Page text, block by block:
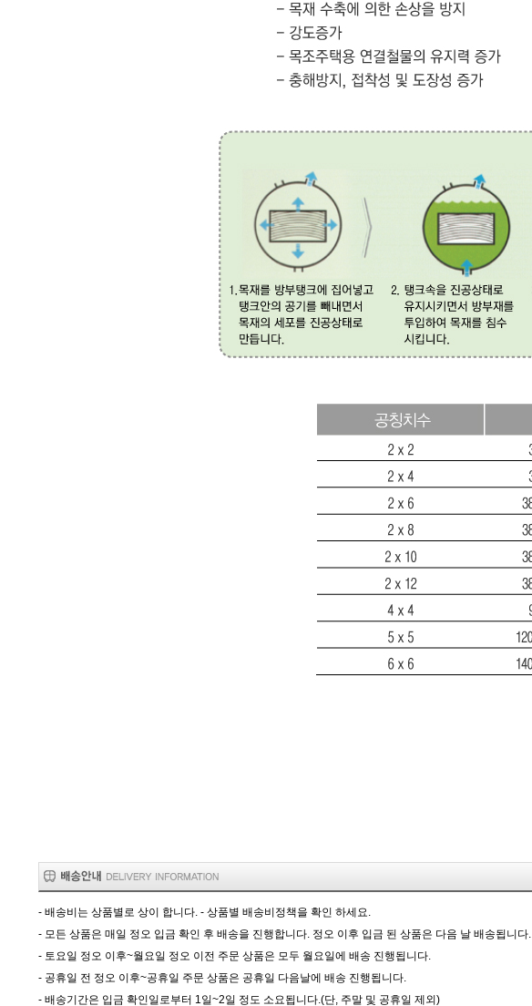
- 배송비는 상품별로 상이 합니다. - 상품별 배송비정책을 확인 하세요.
- 모든 상품은 매일 정오 입금 확인 후 배송을 진행합니다. 정오 이후 입금 된 상품은 다음 날 배송됩니다.
- 토요일 정오 이후~월요일 정오 이전 주문 상품은 모두 월요일에 배송 진행됩니다.
- 공휴일 전 정오 이후~공휴일 주문 상품은 공휴일 다음날에 배송 진행됩니다.
- 배송기간은 입금 확인일로부터 1일~2일 정도 소요됩니다.(단, 주말 및 공휴일 제외)